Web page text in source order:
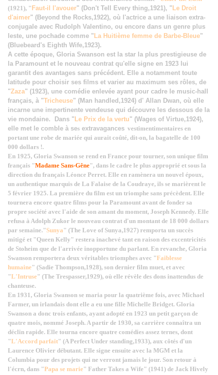
(1921), " Faut-il l'avouer" (Don't Tell Every thing,1921), " Le Droit
d'aimer" (Beyond the Rocks,1922), où l'actrice a une liaison extra-
conjugale avec Rudolph Valentino, ou encore dans un genre plus
leste, une pochade comme " La Huitième femme de Barbe-Bleue"
(Bluebeard's Eighth Wife,1923).
A cette époque, Gloria Swanson est la star la plus prestigieuse de
la Paramount et le nouveau contrat qu'elle signe en 1923 lui
garantit des avantages sans précédent. Elle a notamment toute
latitude pour choisir ses films et varier au maximum ses rôles, de
"Zaza" (1923), une comédie enlevée ayant pour cadre le music-hall
français, à "Tricheuse" (Man handled,1924) d' Allan Dwan, où elle
incarne une impertinente vendeuse qui découvre les dessous de la
vie mondaine. Dans " Le Prix de la vertu" (Wages of Virtue,1924),
elle met le comble à ses extravagances vestimentimentaires en
portant une robe de mariée qui aurait coûté, dit-on, la bagatelle de 100
000 dollars !.
En 1925, Gloria Swanson se rend en France pour tourner, son unique film
français "Madame Sans-Gêne", dans le cadre le plus approprié et sous la
direction du français Léonce Perret. Elle en ramènera un nouvel époux,
un authentique marquis de La Falaise de la Coudraye, ils se marièrent le
5 février 1925. La première du film est un triomphe sans précèdent. Elle
tournera encore quatre films pour la Paramount avant de fonder sa
propre société avec l'aide de son amant du moment, Joseph Kennedy. Elle
refusa à Adolph Zukor le nouveau contrat d'un montant de 18 000 dollars
par semaine."Sunya" (The Love of Sunya,1927) remporta un succès
mitigé et "Queen Kelly" restera inachevé tant en raison des excentricités
de Stoheim que de l'arrivée inopportune du parlant. En revanche, Gloria
Swanson remportera deux véritables triomphes avec "Faiblesse
humaine" (Sadie Thompson,1928), son dernier film muet, et avec
"L'Intruse" (The Trespasser,1929), où elle révèle des dons inattendus de
chanteuse.
En 1931, Gloria Swanson se maria pour la quatrième fois, avec Michael
Farmer, un irlandais dont elle a eu une fille Michelle Bridget. Gloria
Swanson a donc trois enfants, ayant adopté en 1923 un petit garçon de
quatre mois, nommé Joseph. A partir de 1930, sa carrière connaîtra un
déclin rapide. Elle tourna encore quatre comédies assez ternes, dont
"L'Accord parfait" (A Perfect Under standing,1933), aux côtés d'un
Laurence Olivier débutant. Elle signe ensuite avec la MGM et la
Columbia pour des projets qui ne verront jamais le jour. Son retour à
l'écrn, dans "Papa se marie" Father Takes a Wife" (1941) de Jack Hively